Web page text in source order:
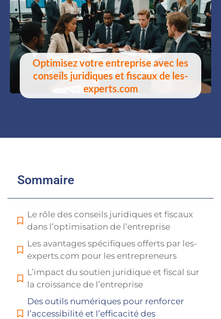
Optimisez votre entreprise avec les
conseils juridiques et fiscaux de les-
experts.com
Sommaire
Le rôle des conseils juridiques et fiscaux
dans l’optimisation de l’entreprise
Les avantages spécifiques offerts par les-
experts.com pour les entrepreneurs
L’impact du soutien juridique et fiscal sur
la croissance de l’entreprise
Des outils numériques pour renforcer
l’accessibilité et l’efficacité des